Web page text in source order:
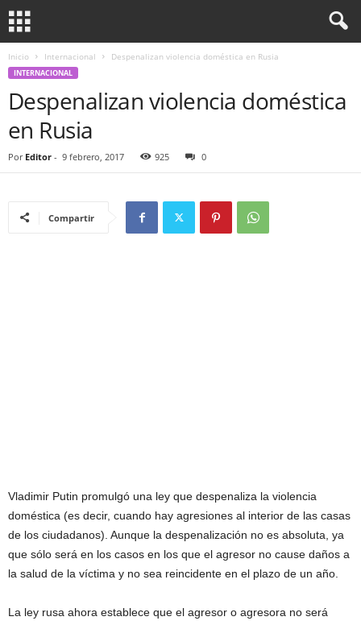
Inicio Internacional Despenalizan violencia doméstica en Rusia
INTERNACIONAL
Despenalizan violencia doméstica
en Rusia
Por Editor - 9 febrero, 2017 925 0
Compartir
Vladimir Putin promulgó una ley que despenaliza la violencia
doméstica (es decir, cuando hay agresiones al interior de las casas
de los ciudadanos). Aunque la despenalización no es absoluta, ya
que sólo será en los casos en los que el agresor no cause daños a
la salud de la víctima y no sea reincidente en el plazo de un año.
La ley rusa ahora establece que el agresor o agresora no será